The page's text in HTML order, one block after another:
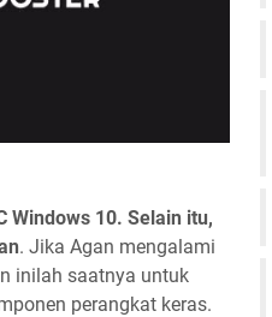
Windows 10. Selain itu,
. Jika Agan mengalami
inilah saatnya untuk
perangkat keras.